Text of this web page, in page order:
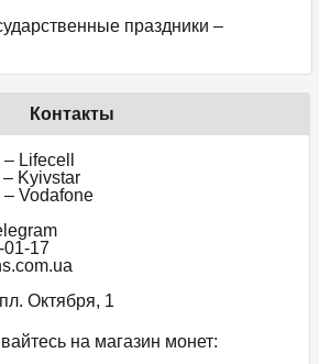
праздники –
Контакты
Lifecell
Kyivstar
Vodafone
01-17
Октября, 1
на магазин монет: